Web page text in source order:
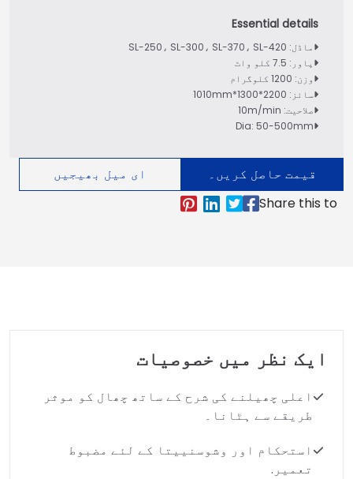
ماڈل: SL-250، SL-300، SL-370، SL-420
پاور: 7.5 کلو واٹ
وزن: 1200 کلوگرام
سائز: 2200*1300*1010mm
صلاحیت: 10m/min
Dia: 50-500mm
قیمت حاصل کریں۔ ای میل بھیجیں
ایک نظر میں خصوصیات
اعلی چھیلنے کی شرح کے ساتھ چھال کو موثر
طریقے سے ہٹانا۔
استحکام اور وشوسنییتا کے لئے مضبوط
تعمیر.